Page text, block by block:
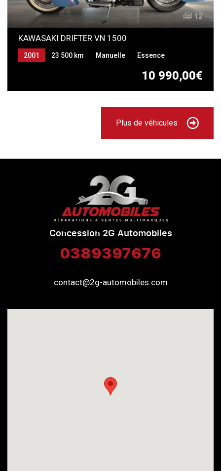
12
KAWASAKI DRIFTER VN 1500
10 990,00€
2001 23 500 km Manuelle Essence
Plus de véhicules
Concession 2G Automobiles
0389397676
contact@2g-automobiles.com